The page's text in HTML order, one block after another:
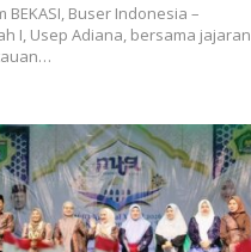
Buser Indonesia –
I, Usep Adiana, bersama jajaran